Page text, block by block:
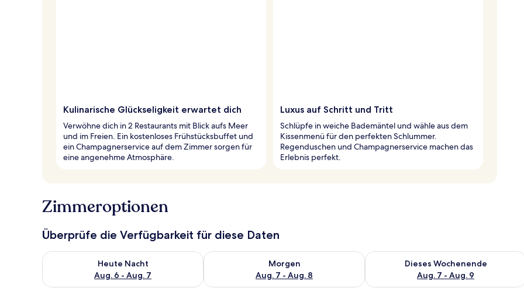
Kulinarische Glückseligkeit erwartet dich
Verwöhne dich in 2 Restaurants mit Blick aufs Meer
und im Freien. Ein kostenloses Frühstücksbuffet und
ein Champagnerservice auf dem Zimmer sorgen für
eine angenehme Atmosphäre.
Luxus auf Schritt und Tritt
Schlüpfe in weiche Bademäntel und wähle aus dem
Kissenmenü für den perfekten Schlummer.
Regenduschen und Champagnerservice machen das
Erlebnis perfekt.
Zimmeroptionen
Überprüfe die Verfügbarkeit für diese Daten
Heute Nacht
Aug. 6 - Aug. 7
Überprüfe die Verfügbarkeit für heute Nacht, Aug. 6 - Aug. 7.
Morgen
Aug. 7 - Aug. 8
Überprüfe die Verfügbarkeit für morgen, Aug. 7 - Aug. 8.
Dieses Wochenende
Aug. 7 - Aug. 9
Überprüfe die Verfügbarkeit für